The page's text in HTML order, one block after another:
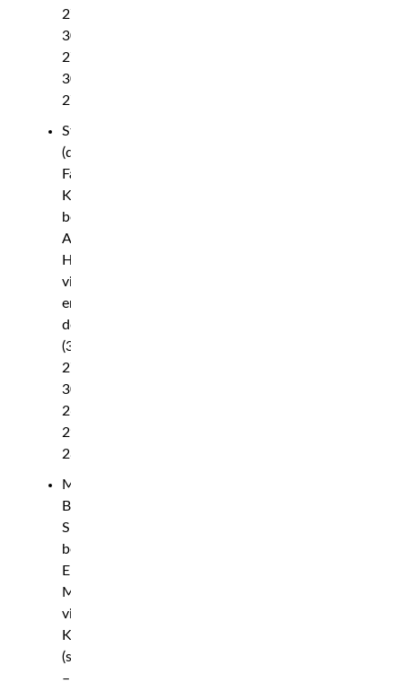
27,
30–
27,
30–
27)
Stråvikt
(damer):
Fatima
Kline
besegrar
Angela
Hill
via
enhälligt
domslut
(30–
27,
30–
26,
29–
28)
Mellanvikt:
Baisangur
Susurkaev
besegrar
Eric
McConico
via
KO
(slag)
–